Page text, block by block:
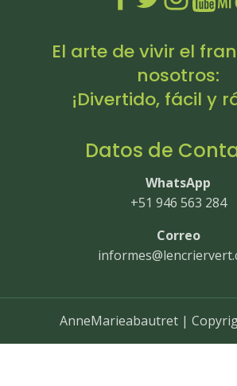
El arte de vivir el
nosotros:
¡Divertido, fácil y
Datos de
WhatsApp
+51 946 563 284
Correo
AnneMarieabautret |